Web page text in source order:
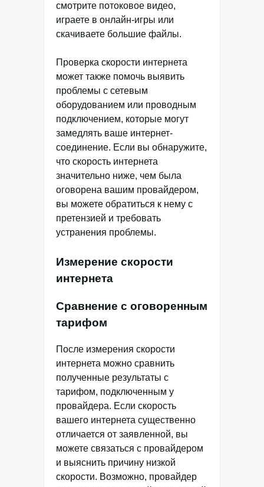
смотрите потоковое видео,
играете в онлайн-игры или
скачиваете большие файлы.
Проверка скорости интернета
может также помочь выявить
проблемы с сетевым
оборудованием или проводным
подключением, которые могут
замедлять ваше интернет-
соединение. Если вы обнаружите,
что скорость интернета
значительно ниже, чем была
оговорена вашим провайдером,
вы можете обратиться к нему с
претензией и требовать
устранения проблемы.
Измерение скорости
интернета
Сравнение с оговоренным
тарифом
После измерения скорости
интернета можно сравнить
полученные результаты с
тарифом, подключенным у
провайдера. Если скорость
вашего интернета существенно
отличается от заявленной, вы
можете связаться с провайдером
и выяснить причину низкой
скорости. Возможно, провайдер